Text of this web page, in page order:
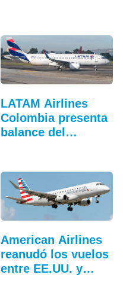
LATAM Airlines
Colombia presenta
balance del
American Airlines
reanudó los vuelos
entre EE.UU. y…